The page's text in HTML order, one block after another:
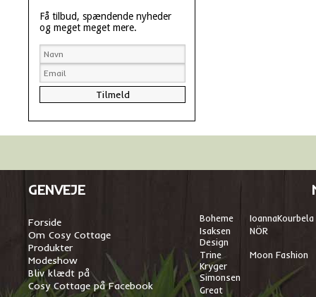
Få tilbud, spændende nyheder
og meget meget mere.
GENVEJE
Forside
Om Cosy Cottage
Produkter
Modeshow
Bliv klædt på
Cosy Cottage på Facebook
Boheme IoannaKourbela
Isaksen
Design
NÖR
Trine
Kryger
Simonsen
Moon Fashion
Great